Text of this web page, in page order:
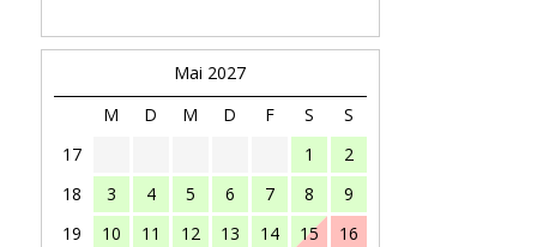
Mai 2027
M
D M D F S
S
17
1
2
18
3 4 5 6 7 8
9
19
10 11 12 13 14 15
16